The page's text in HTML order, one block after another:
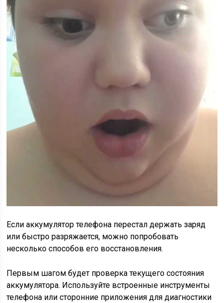
Если аккумулятор телефона перестал держать заряд
или быстро разряжается, можно попробовать
несколько способов его восстановления.
Первым шагом будет проверка текущего состояния
аккумулятора. Используйте встроенные инструменты
телефона или сторонние приложения для диагностики